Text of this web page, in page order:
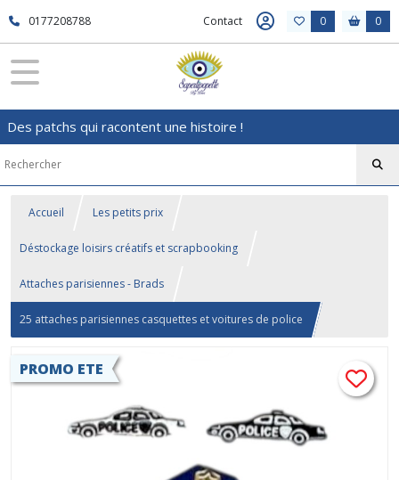
0177208788 Contact 0 0
Des patchs qui racontent une histoire !
Accueil Les petits prix
Déstockage loisirs créatifs et scrapbooking
Attaches parisiennes - Brads
25 attaches parisiennes casquettes et voitures de police
PROMO ETE